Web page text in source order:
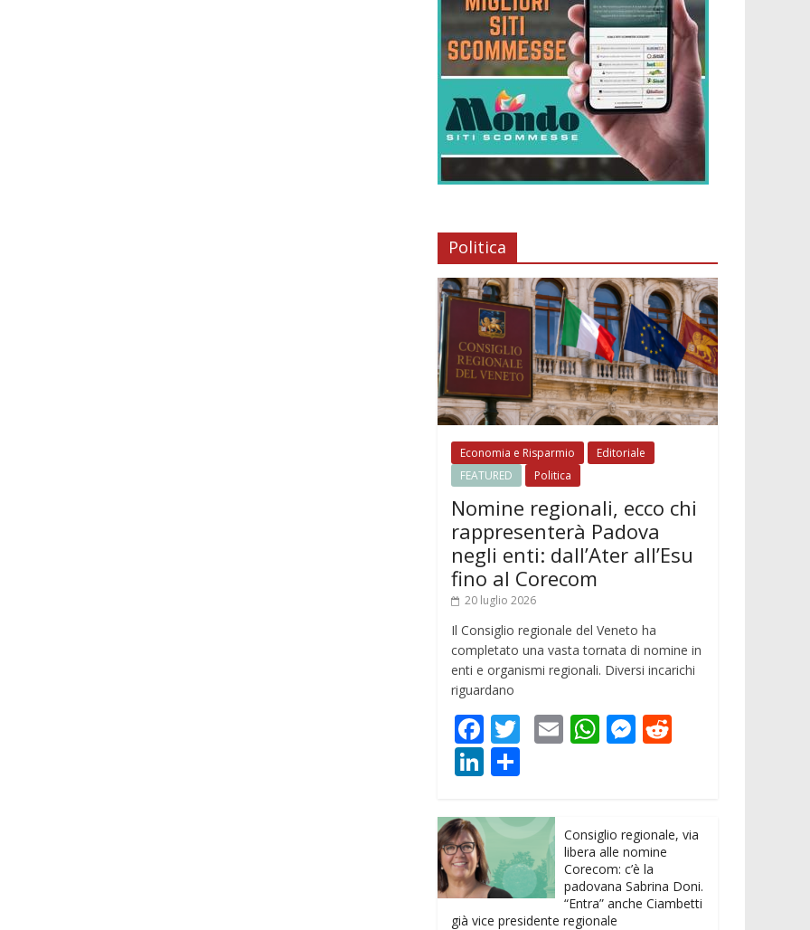
Politica
Economia e Risparmio
Editoriale
FEATURED
Politica
Nomine regionali, ecco chi
rappresenterà Padova
negli enti: dall’Ater all’Esu
fino al Corecom
20 luglio 2026
Il Consiglio regionale del Veneto ha
completato una vasta tornata di nomine in
enti e organismi regionali. Diversi incarichi
riguardano
F
ac
e
b
o
o
k
T
er
E W
A
p
p
M
n
g
er
t
Li
k
e
dI
n
n
di
vi
di
Consiglio regionale, via
libera alle nomine
Corecom: c’è la
padovana Sabrina Doni.
“Entra” anche Ciambetti
già vice presidente regionale